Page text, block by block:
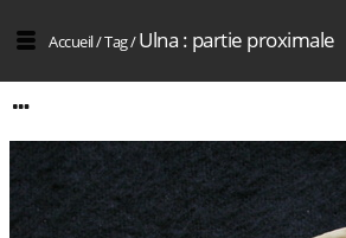
Accueil/Tag/Ulna : partie proximale